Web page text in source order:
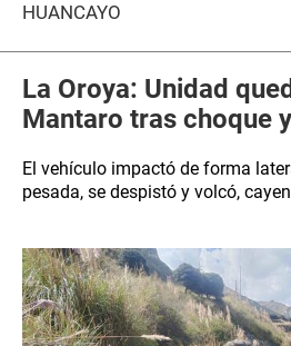
HUANCAYO
La Oroya: Unidad
Mantaro tras choque
El vehículo impactó de forma
pesada, se despistó y volcó,